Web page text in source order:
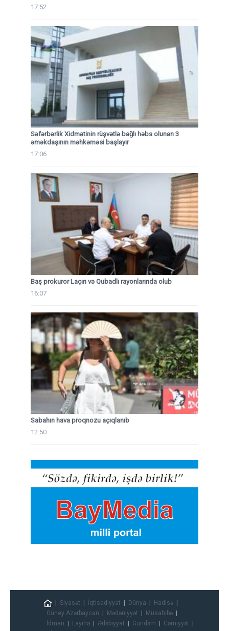
17:52
Səfərbərlik Xidmətinin rüşvətlə bağlı həbs olunan 3
əməkdaşının məhkəməsi başlayır
17:06
Baş prokuror Laçın və Qubadlı rayonlarında olub
16:07
Sabahın hava proqnozu açıqlanıb
12:50
Siyasət İqtisadiyyat Dünya
Hadisə
Güney Azərbaycan
Mədəniyyət
Müsahibə
İdman
Layihə Ədəbiyyat Gündəm
Cəmiyyət